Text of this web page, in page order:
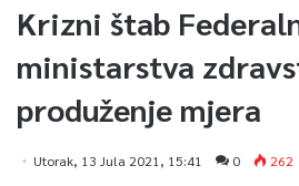
Krizni štab
ministarstva
produženje mjera
Utorak, 13 Jula 2021, 15:41 0 262